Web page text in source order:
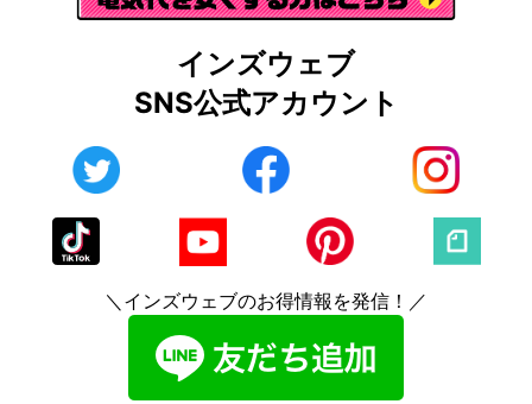
インズウェブ
SNS公式アカウント
＼インズウェブのお得情報を発信！／